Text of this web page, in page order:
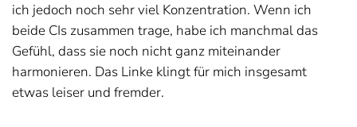
ich jedoch noch sehr viel Konzentration. Wenn ich
beide CIs zusammen trage, habe ich manchmal das
Gefühl, dass sie noch nicht ganz miteinander
harmonieren. Das Linke klingt für mich insgesamt
etwas leiser und fremder.